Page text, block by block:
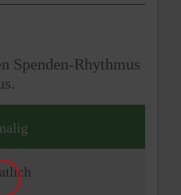
Spenden-Rhythmus